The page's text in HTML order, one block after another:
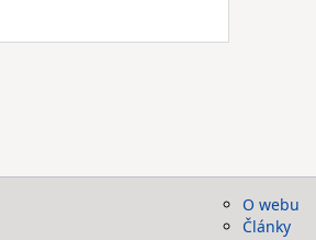
O webu
Články